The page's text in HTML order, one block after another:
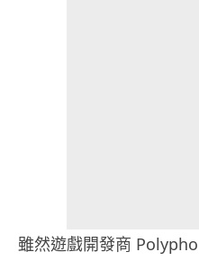
雖然遊戲開發商